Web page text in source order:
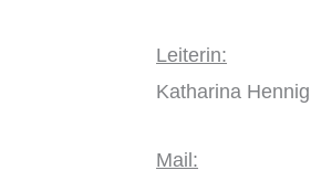
Leiterin:
Katharina Hennig
Mail: